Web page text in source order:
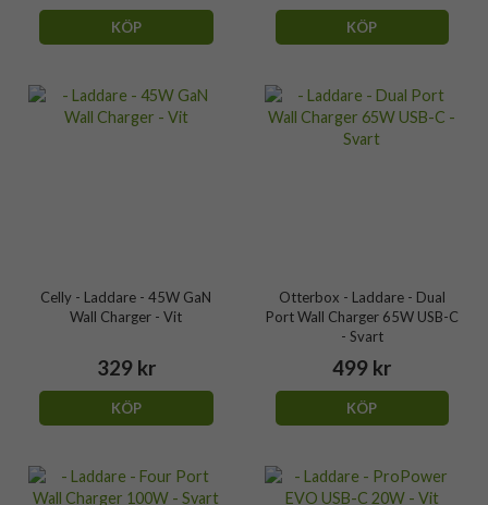
KÖP KÖP
Celly - Laddare - 45W GaN
Wall Charger - Vit
329 kr
KÖP
Otterbox - Laddare - Dual
Port Wall Charger 65W USB-C
- Svart
499 kr
KÖP